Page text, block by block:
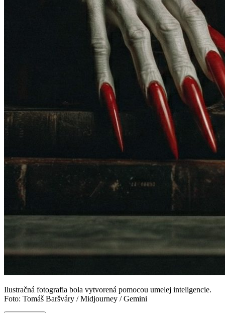
Ilustračná fotografia bola vytvorená pomocou umelej inteligencie.
Foto: Tomáš Baršváry / Midjourney / Gemini